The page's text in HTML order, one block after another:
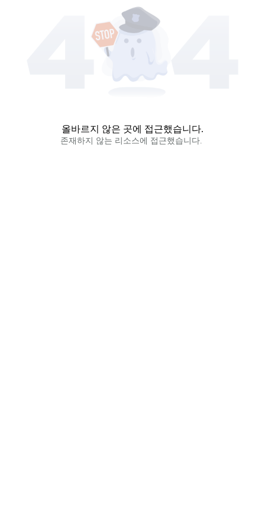
올바르지 않은 곳에 접근했습니다.
존재하지 않는 리소스에 접근했습니다.